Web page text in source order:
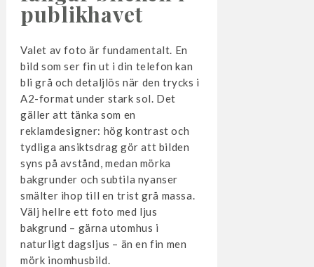
publikhavet
Valet av foto är fundamentalt. En
bild som ser fin ut i din telefon kan
bli grå och detaljlös när den trycks i
A2-format under stark sol. Det
gäller att tänka som en
reklamdesigner: hög kontrast och
tydliga ansiktsdrag gör att bilden
syns på avstånd, medan mörka
bakgrunder och subtila nyanser
smälter ihop till en trist grå massa.
Välj hellre ett foto med ljus
bakgrund – gärna utomhus i
naturligt dagsljus – än en fin men
mörk inomhusbild.